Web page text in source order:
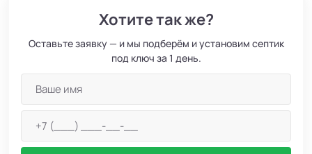
Хотите так же?
Оставьте заявку — и мы подберём и установим септик
под ключ за 1 день.